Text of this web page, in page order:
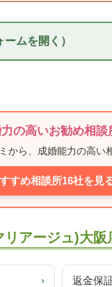
ムを開く）
の高いお勧め相談
から、成婚能力の高い
すめ相談所16社を見
アージュ)大阪
› 返金保